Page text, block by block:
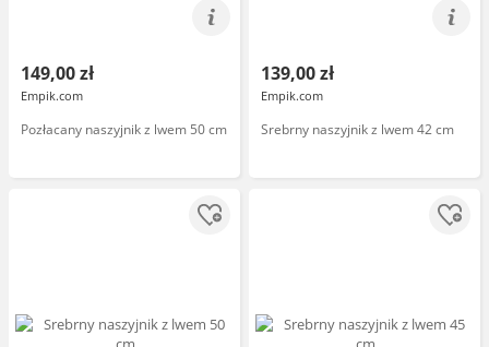
149,00 zł
Empik.com
Pozłacany naszyjnik z lwem 50 cm
139,00 zł
Empik.com
Srebrny naszyjnik z lwem 42 cm